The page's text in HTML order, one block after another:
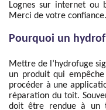
Lognes sur internet ou
Merci de votre confiance.
Pourquoi un
Mettre de l’hydrofuge
un produit qui
procéder à une
réparation du toit.
doit être rendue à un